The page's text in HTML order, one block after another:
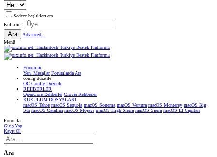
Sadece başlıkları ara
Kullanıcı:
Ara
Advanced...
Menü
Forumlar
Yeni Mesajlar Forumlarda Ara
confıg düzenle
OC Config Düzenle
REHBERLER
OpenCore Rehberler Clover Rehberler
KURULUM DOSYALARI
macOS Tahoe macOS Sequoia macOS Sonoma macOS Ventura macOS Monterey macOS Big
Sur macOS Catalina macOS Mojave macOS High Sierra macOS Sierra macOS El Capitan
Forumlar
Giriş Yap
Kayıt Ol
Ara